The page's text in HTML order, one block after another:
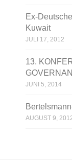
Ex-
Kuwait‎
JULI 17, 2012
13.
JUNI 5, 2014
AUGUST 9,